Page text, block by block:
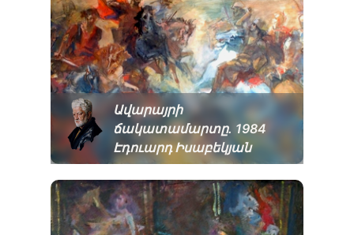
Ավարայրի
ճակատամարտը. 1984
Էդուարդ Իսաբեկյան